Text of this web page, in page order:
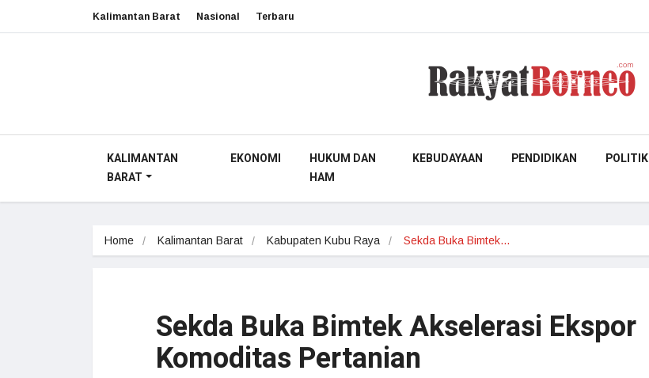
Kalimantan Barat Nasional Terbaru
KALIMANTAN
BARAT
EKONOMI
HUKUM DAN
HAM
KEBUDAYAAN PENDIDIKAN POLITIK
Home Kalimantan Barat Kabupaten Kubu Raya Sekda Buka Bimtek…
Sekda Buka Bimtek Akselerasi Ekspor
Komoditas Pertanian